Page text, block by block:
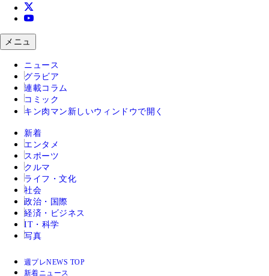
メニュ
ニュース
グラビア
連載コラム
コミック
キン肉マン 新しいウィンドウで開く
新着
エンタメ
スポーツ
クルマ
ライフ・文化
社会
政治・国際
経済・ビジネス
IT・科学
写真
週プレNEWS TOP
新着ニュース